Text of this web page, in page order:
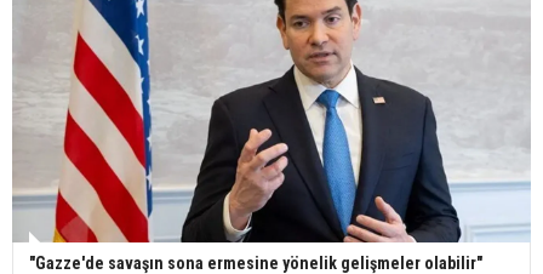
"Gazze'de savaşın sona ermesine yönelik gelişmeler olabilir"